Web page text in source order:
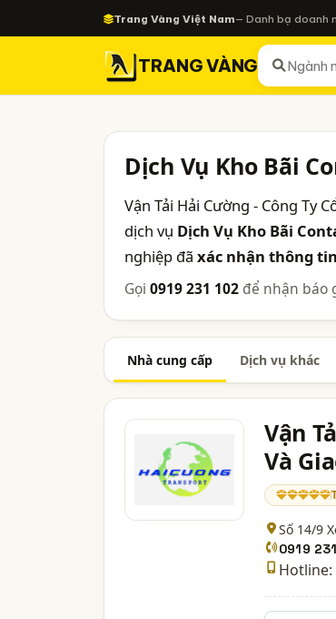
Trang Vàng Việt Nam— Danh bạ doanh
TRANG VÀNG
Dịch Vụ Kho Bãi
Vận Tải Hải Cường - Công Ty
dịch vụ Dịch Vụ Kho Bãi
nghiệp đã xác nhận thông tin
Gọi 0919 231 102 để nhận báo
Nhà cung cấp Dịch vụ khác
Vận
Và
Số 14/9
0919
Hotline: